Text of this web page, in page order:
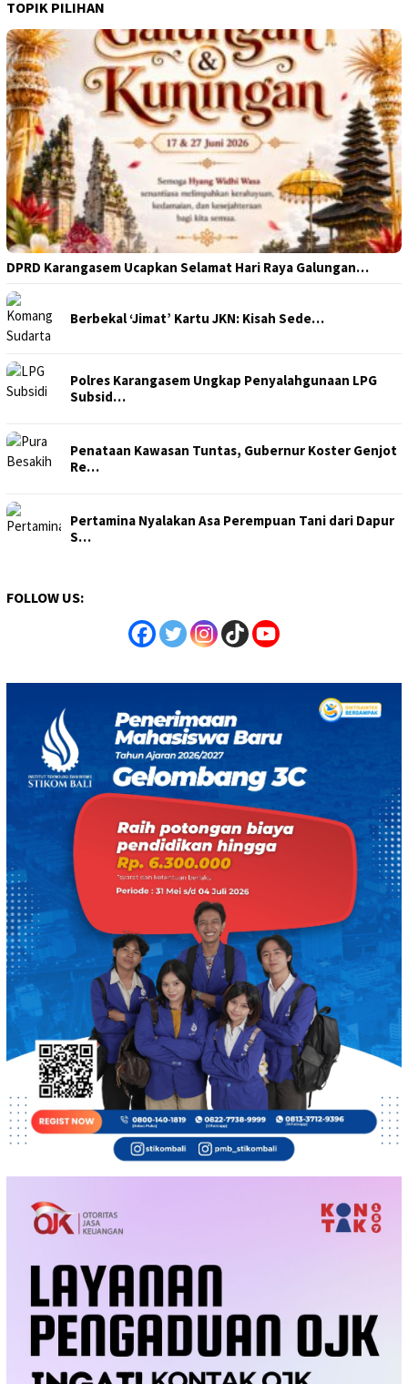
TOPIK PILIHAN
DPRD Karangasem Ucapkan Selamat Hari Raya Galungan…
Berbekal ‘Jimat’ Kartu JKN: Kisah Sede…
Polres Karangasem Ungkap Penyalahgunaan LPG
Subsid…
Penataan Kawasan Tuntas, Gubernur Koster Genjot
Re…
Pertamina Nyalakan Asa Perempuan Tani dari Dapur
S…
FOLLOW US: